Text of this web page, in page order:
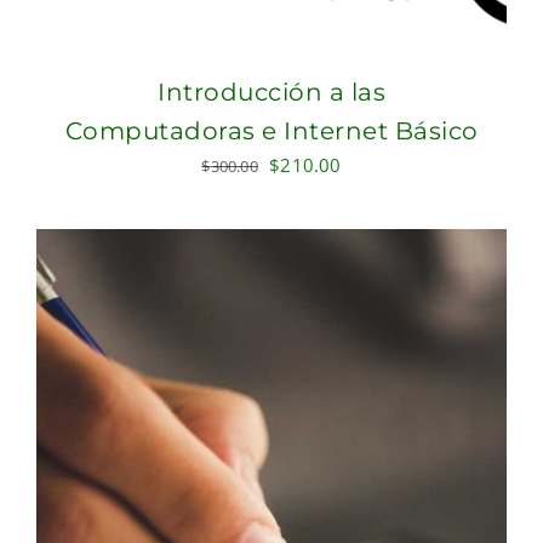
Introducción a las
Computadoras e Internet Básico
$300.00 Original
was:
$210.00
is: